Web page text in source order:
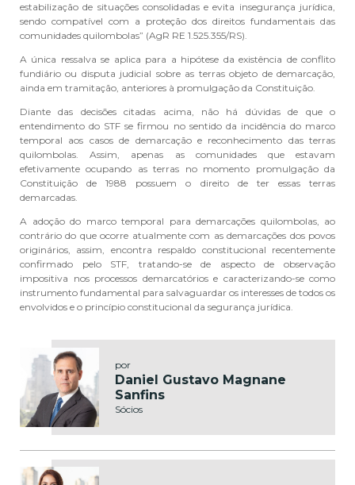
estabilização de situações consolidadas e evita insegurança jurídica,
sendo compatível com a proteção dos direitos fundamentais das
comunidades quilombolas” (AgR RE 1.525.355/RS).
A única ressalva se aplica para a hipótese da existência de conflito
fundiário ou disputa judicial sobre as terras objeto de demarcação,
ainda em tramitação, anteriores à promulgação da Constituição.
Diante das decisões citadas acima, não há dúvidas de que o
entendimento do STF se firmou no sentido da incidência do marco
temporal aos casos de demarcação e reconhecimento das terras
quilombolas. Assim, apenas as comunidades que estavam
efetivamente ocupando as terras no momento promulgação da
Constituição de 1988 possuem o direito de ter essas terras
demarcadas.
A adoção do marco temporal para demarcações quilombolas, ao
contrário do que ocorre atualmente com as demarcações dos povos
originários, assim, encontra respaldo constitucional recentemente
confirmado pelo STF, tratando-se de aspecto de observação
impositiva nos processos demarcatórios e caracterizando-se como
instrumento fundamental para salvaguardar os interesses de todos os
envolvidos e o princípio constitucional da segurança jurídica.
por
Daniel Gustavo Magnane
Sanfins
Sócios